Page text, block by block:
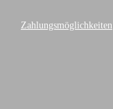
Zahlungsmöglichkeiten